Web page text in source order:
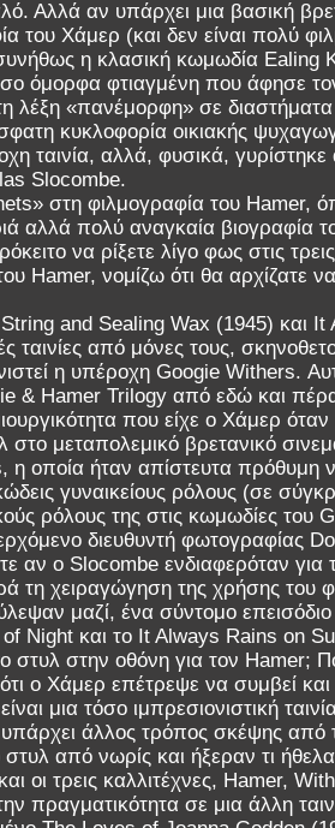
Αλλά αν υπάρχει μια βασική
του Χάμερ (και δεν είναι πολύ
η κλασική κωμωδία Ealing
όμορφα φτιαγμένη που άφησε
λέξη «πανέμορφη» σε
κυκλοφορία οικιακής
ταινία, αλλά, φυσικά,
Slocombe.
στη φιλμογραφία του Hamer,
αλλά πολύ αναγκαία βιογραφία
να ρίξετε λίγο φως στις τρεις
Hamer, νομίζω ότι θα αρχίζατε να
and Sealing Wax (1945) και It
ταινίες από μόνες τους,
η υπέροχη Googie Withers.
& Hamer Trilogy από εδώ και
που είχε ο Χάμερ
μεταπολεμικό βρετανικό
η οποία ήταν απίστευτα πρόθυμη
γυναικείους ρόλους (σε
ρόλους της στις κωμωδίες του
διευθυντή φωτογραφίας
αν ο Slocombe ενδιαφερόταν για
τη χειραγώγηση της χρήσης του
μαζί, ένα σύντομο
Night και το It Always Rains on
στην οθόνη για τον Hamer;
ο Χάμερ επέτρεψε να συμβεί και
μια τόσο ιμπρεσιονιστική
άλλος τρόπος σκέψης από
από νωρίς και ήξεραν τι
οι τρεις καλλιτέχνες, Hamer,
πραγματικότητα σε μια άλλη